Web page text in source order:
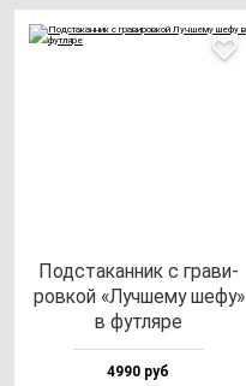
Под­ста­кан­ник с гра­ви­
ров­кой «Луч­ше­му ше­фу»
в фут­ля­ре
4990 руб